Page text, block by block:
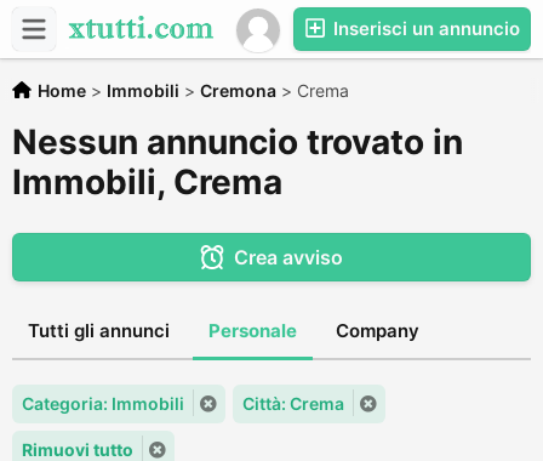
Inserisci un annuncio
Home > Immobili > Cremona > Crema
Nessun annuncio trovato in
Immobili, Crema
Crea avviso
Tutti gli annunci Personale Company
Categoria: Immobili Città: Crema
Rimuovi tutto